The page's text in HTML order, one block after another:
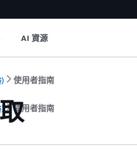
AI 資源
使用者指南
使用者指南